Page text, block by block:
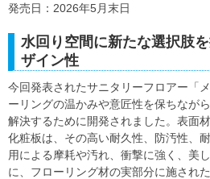
発売日：2026年5月末日
水回り空間に新たな選択肢
ザイン性
今回発表されたサニタリーフロアー「
ーリングの温かみや意匠性を保ちなが
解決するために開発されました。表面
化粧板は、その高い耐久性、防汚性、
用による摩耗や汚れ、衝撃に強く、美
に、フローリング材の実部分に施され